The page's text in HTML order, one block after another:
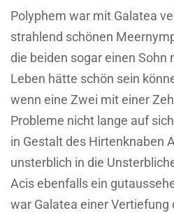
Polyphem war mit Galatea
strahlend schönen
die beiden sogar einen Sohn
Leben hätte schön sein
wenn eine Zwei mit einer
Probleme nicht lange auf
in Gestalt des Hirtenknaben
unsterblich in die
Acis ebenfalls ein
war Galatea einer